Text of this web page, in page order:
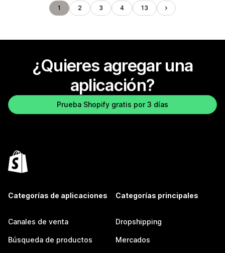
1 2 3 4 13
¿Quieres agregar una
aplicación?
Prueba Shopify gratis por 3 días
Categorías de aplicaciones
Canales de venta
Búsqueda de productos
Categorías principales
Dropshipping
Mercados